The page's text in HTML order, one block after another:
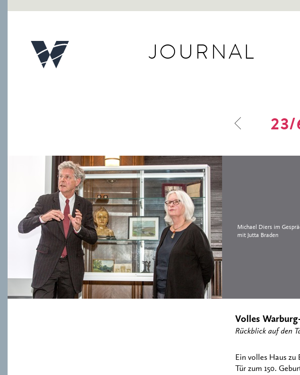
JOURNAL
23/
Michael Diers im
mit Jutta Braden
Volles
Rückblick auf den
Ein volles Haus zu
Tür zum 150.